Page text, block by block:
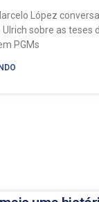
López conversa
sobre as teses
PGMs